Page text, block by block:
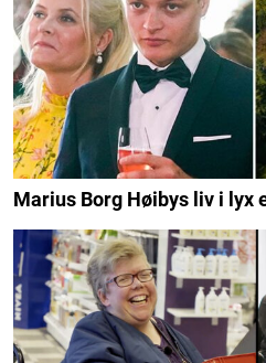
Marius Borg Høibys liv i lyx